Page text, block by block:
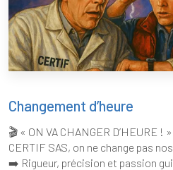
Changement d’heure
🎬 « ON VA CHANGER D’HEURE !
CERTIF SAS, on ne change pas
➡️ Rigueur, précision et passion